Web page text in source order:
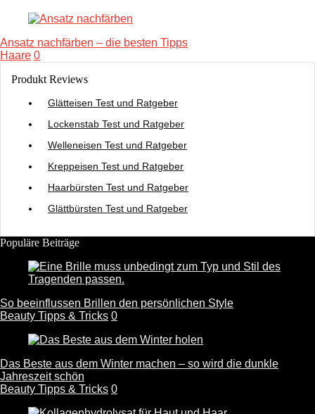
Ansatz nachfärben – die besten Tipps
Haare 0
Produkt Reviews
Glätteisen Test und Ratgeber
Lockenstab Test und Ratgeber
Welleneisen Test und Ratgeber
Kreppeisen Test und Ratgeber
Haarbürsten Test und Ratgeber
Glättbürsten Test und Ratgeber
Populäre Beiträge
So beeinflussen Brillen den persönlichen Style
Beauty Tipps & Tricks 0
Das Beste aus dem Winter machen – so wird die dunkle
Jahreszeit schön
Beauty Tipps & Tricks 0